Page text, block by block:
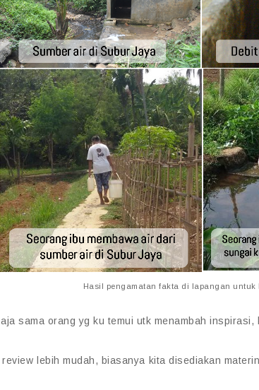
Hasil pengamatan fakta di lapangan untuk
sama orang yg ku temui utk menambah
lebih mudah, biasanya kita disediakan